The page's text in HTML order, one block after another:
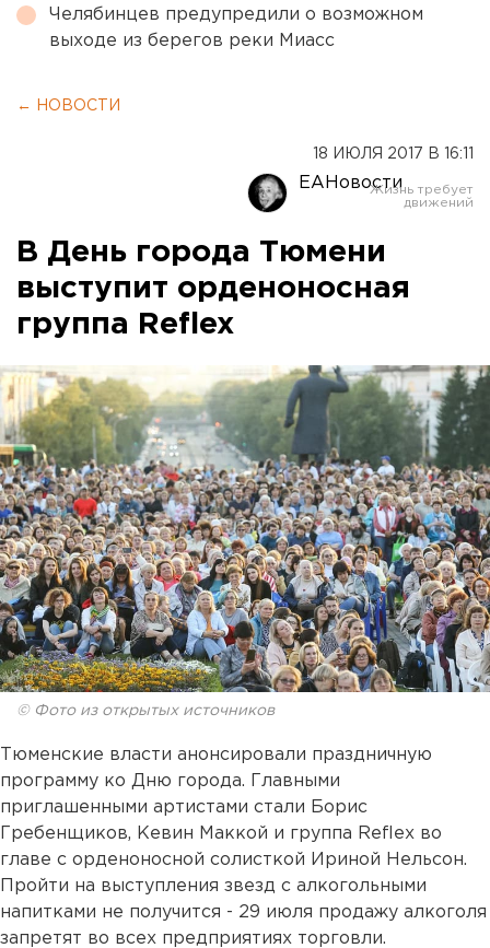
Челябинцев предупредили о возможном
выходе из берегов реки Миасс
← НОВОСТИ
18 ИЮЛЯ 2017 В 16:11
ЕАНовости
В День города Тюмени
выступит орденоносная
группа Reflex
© Фото из открытых источников
Тюменские власти анонсировали праздничную
программу ко Дню города. Главными
приглашенными артистами стали Борис
Гребенщиков, Кевин Маккой и группа Reflex во
главе с орденоносной солисткой Ириной Нельсон.
Пройти на выступления звезд с алкогольными
напитками не получится - 29 июля продажу алкоголя
запретят во всех предприятиях торговли.